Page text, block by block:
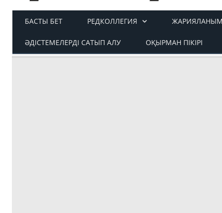
БАСТЫ БЕТ РЕДКОЛЛЕГИЯ ЖАРИЯЛАНЫМ
ӘДІСТЕМЕЛЕРДІ САТЫП АЛУ ОҚЫРМАН ПІКІРІ